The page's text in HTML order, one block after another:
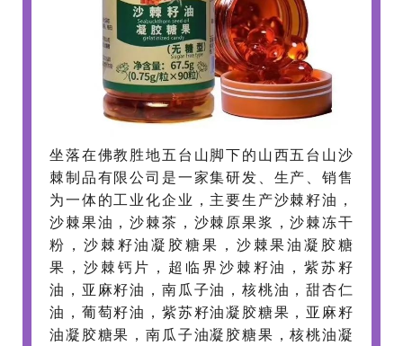
坐落在佛教胜地五台山脚下的山西五台山沙
棘制品有限公司是一家集研发、生产、销售
为一体的工业化企业，主要生产沙棘籽油，
沙棘果油，沙棘茶，沙棘原果浆，沙棘冻干
粉，沙棘籽油凝胶糖果，沙棘果油凝胶糖
果，沙棘钙片，超临界沙棘籽油，紫苏籽
油，亚麻籽油，南瓜子油，核桃油，甜杏仁
油，葡萄籽油，紫苏籽油凝胶糖果，亚麻籽
油凝胶糖果，南瓜子油凝胶糖果，核桃油凝